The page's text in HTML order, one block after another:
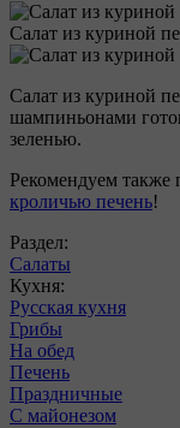
Салат из куриной
Салат из куриной
шампиньонами
зеленью.
Рекомендуем также
кроличью печень!
Раздел:
Салаты
Кухня:
Русская кухня
Грибы
На обед
Печень
Праздничные
С майонезом